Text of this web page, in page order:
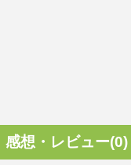
感想・レビュー(0)